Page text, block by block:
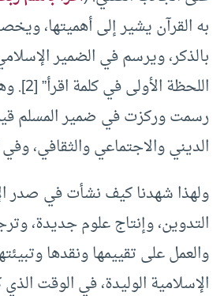
به القرآن يشير إلى أهميتها،
بالذكر، ويرسم في الضمير
اللحظة
رسمت وركزت في ضمير المسلم
الديني والاجتماعي والثقافي،
ولهذا شهدنا كيف نشأت في صدر
التدوين، وإنتاج علوم جديدة،
والعمل على تقييمها ونقدها
الإسلامية الوليدة، في الوقت